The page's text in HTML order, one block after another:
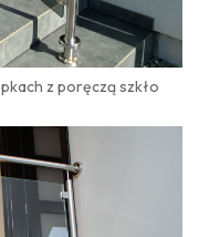
z poręczą szkło